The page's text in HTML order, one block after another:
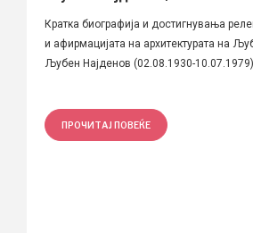
Кратка биографија и достигнувања
и афирмацијата на архитектурата на
Љубен Најденов (02.08.1930-
ПРОЧИТАЈ ПОВЕЌЕ